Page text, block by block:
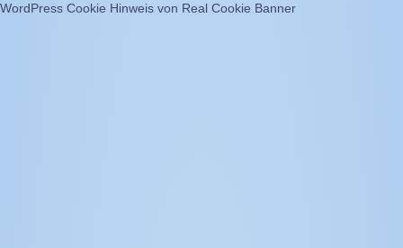
WordPress Cookie Hinweis von Real Cookie Banner